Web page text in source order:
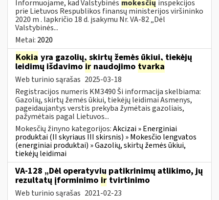
Informuojame, kad Valstybinės mokesčių inspekcijos
prie Lietuvos Respublikos finansų ministerijos viršininko
2020 m . lapkričio 18 d. įsakymu Nr. VA-82 „Dėl
Valstybinės...
Metai: 2020
Kokia yra gazolių, skirtų žemės ūkiui, tiekėjų
leidimų išdavimo ir naudojimo tvarka
Web turinio sąrašas 2025-03-18
Registracijos numeris KM3490 Ši informacija skelbiama:
Gazolių, skirtų žemės ūkiui, tiekėjų leidimai Asmenys,
pageidaujantys verstis prekyba žymėtais gazoliais,
pažymėtais pagal Lietuvos...
Mokesčių žinyno kategorijos:Akcizai » Energiniai
produktai (II skyriaus III skirsnis) » Mokesčio lengvatos
(energiniai produktai) » Gazolių, skirtų žemės ūkiui,
tiekėjų leidimai
VA-128 „Dėl operatyvių patikrinimų atlikimo, jų
rezultatų įforminimo ir tvirtinimo
Web turinio sąrašas 2021-02-23